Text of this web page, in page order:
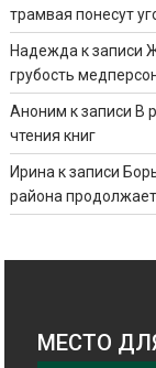
трамвая понесут
Надежда к записи
грубость
Аноним к записи В
чтения книг
Ирина к записи
района
МЕСТО